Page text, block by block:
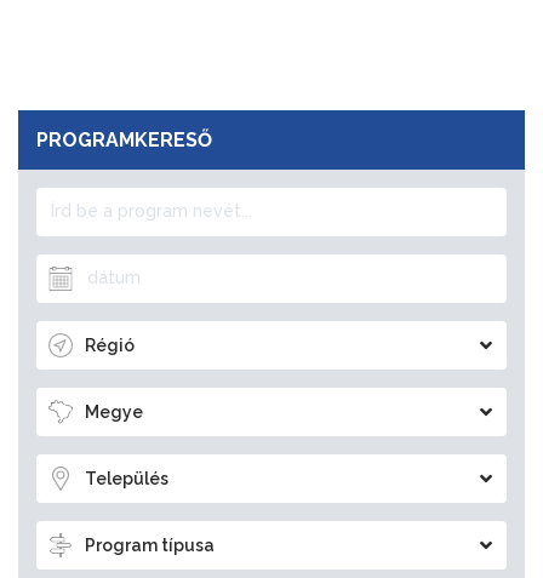
PROGRAMKERESŐ
Régió
Megye
Település
Program típusa